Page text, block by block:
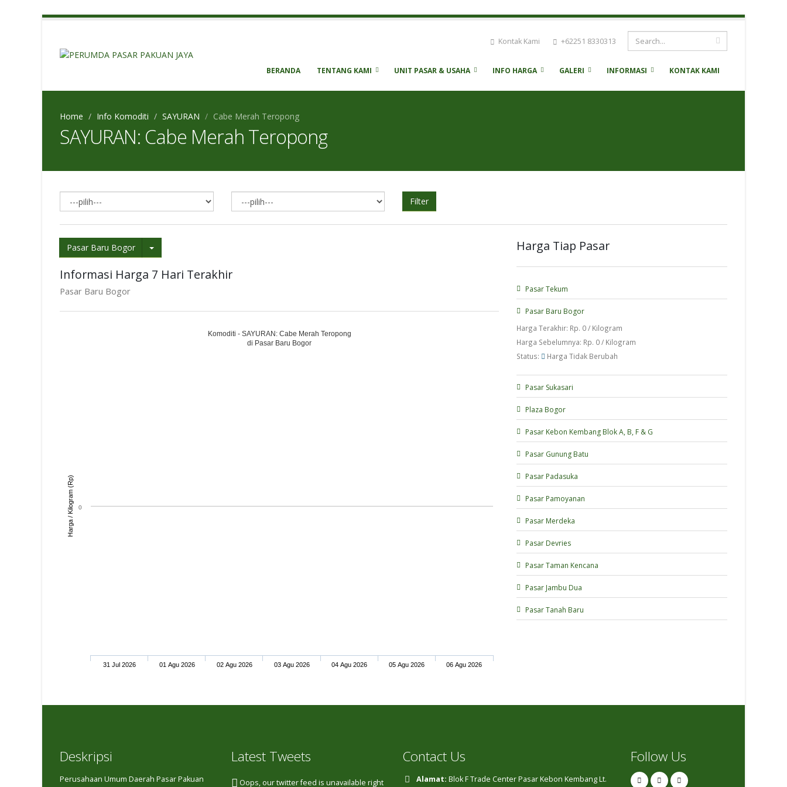
Kontak Kami +62251 8330313
BERANDA TENTANG KAMI UNIT PASAR & USAHA INFO HARGA GALERI INFORMASI KONTAK KAMI
Home Info Komoditi SAYURAN Cabe Merah Teropong
SAYURAN: Cabe Merah Teropong
Filter
Pasar Baru Bogor
Informasi Harga 7 Hari Terakhir
Pasar Baru Bogor
Harga / Kilogram (Rp)
Komoditi - SAYURAN: Cabe Merah Teropong
di Pasar Baru Bogor
31 Jul 2026 01 Agu 2026 02 Agu 2026 03 Agu 2026 04 Agu 2026 05 Agu 2026 06 Agu 2026
0
Harga Tiap Pasar
Pasar Tekum
Pasar Baru Bogor
Harga Terakhir: Rp. 0 / Kilogram
Harga Sebelumnya: Rp. 0 / Kilogram
Status:
Harga Tidak Berubah
Pasar Sukasari
Plaza Bogor
Pasar Kebon Kembang Blok A, B, F & G
Pasar Gunung Batu
Pasar Padasuka
Pasar Pamoyanan
Pasar Merdeka
Pasar Devries
Pasar Taman Kencana
Pasar Jambu Dua
Pasar Tanah Baru
Deskripsi
Perusahaan Umum Daerah Pasar Pakuan
Latest Tweets
Oops, our twitter feed is unavailable right
Contact Us
Alamat: Blok F Trade Center Pasar Kebon Kembang Lt.
Follow Us